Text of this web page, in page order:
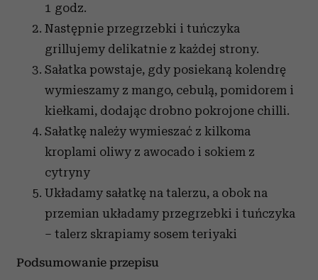
1 godz.
Następnie przegrzebki i tuńczyka
grillujemy delikatnie z każdej strony.
Sałatka powstaje, gdy posiekaną kolendrę
wymieszamy z mango, cebulą, pomidorem i
kiełkami, dodając drobno pokrojone chilli.
Sałatkę należy wymieszać z kilkoma
kroplami oliwy z awocado i sokiem z
cytryny
Układamy sałatkę na talerzu, a obok na
przemian układamy przegrzebki i tuńczyka
– talerz skrapiamy sosem teriyaki
Podsumowanie przepisu